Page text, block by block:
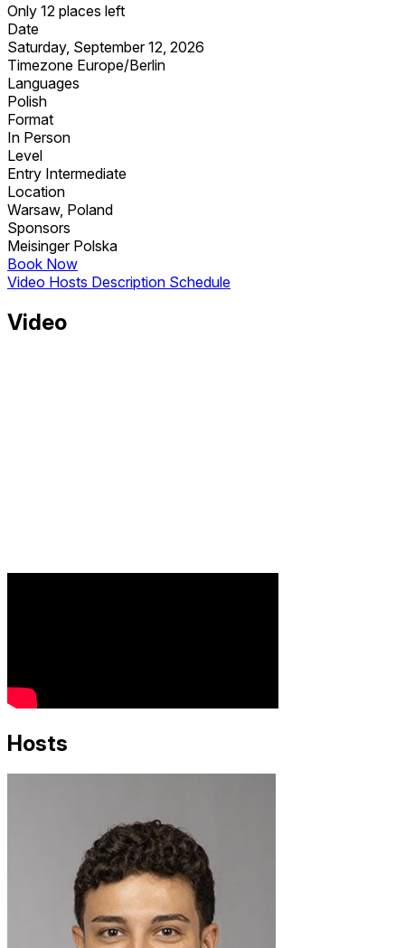
Only 12 places left
Date
Saturday, September 12, 2026
Timezone Europe/Berlin
Languages
Polish
Format
In Person
Level
Entry Intermediate
Location
Warsaw, Poland
Sponsors
Meisinger Polska
Book Now
Video Hosts Description Schedule
Video
Hosts